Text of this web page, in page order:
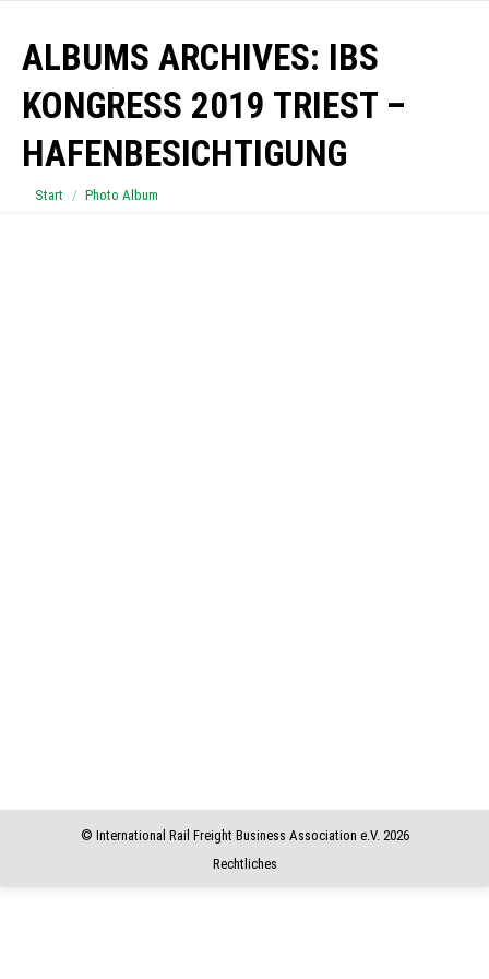
ALBUMS ARCHIVES: IBS
KONGRESS 2019 TRIEST –
HAFENBESICHTIGUNG
Sie befinden sich hier:
Start Photo Album
© International Rail Freight Business Association e.V. 2026
Rechtliches